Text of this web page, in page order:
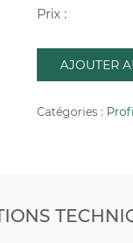
Prix :
AJOUTER
Catégories :